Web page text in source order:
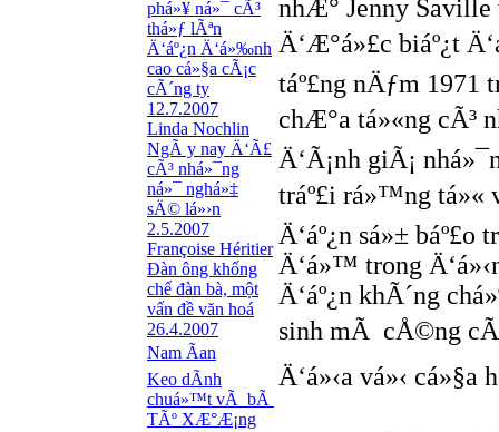
phá»¥ ná»¯ cÃ³
thá»ƒ lÃªn
Ä‘áº¿n Ä‘á»‰nh
cao cá»§a cÃ¡c
cÃ´ng ty
12.7.2007
Linda Nochlin
NgÃ y nay Ä‘Ã£
cÃ³ nhá»¯ng
ná»¯ nghá»‡
sÄ© lá»›n
2.5.2007
Françoise Héritier
Đàn ông khống
chế đàn bà, một
vấn đề văn hoá
26.4.2007
Nam Ãan
Keo dÃ­nh
chuá»™t vÃ bÃ
TÃº XÆ°Æ¡ng
nhÆ° Jenny
Ä‘Æ°á»£c biáº¿t
táº£ng nÄƒm 1971
chÆ°a tá»«ng cÃ³
Ä‘Ã¡nh giÃ¡
tráº£i rá»™ng tá»«
Ä‘áº¿n sá»±
Ä‘á»™ trong
Ä‘áº¿n khÃ´ng
sinh mÃ cÅ©ng
Ä‘á»‹a vá»‹ cá»§a